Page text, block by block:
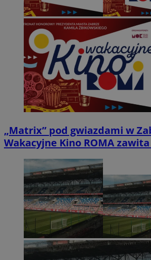
„Matrix” pod gwiazdami w
Wakacyjne Kino ROMA